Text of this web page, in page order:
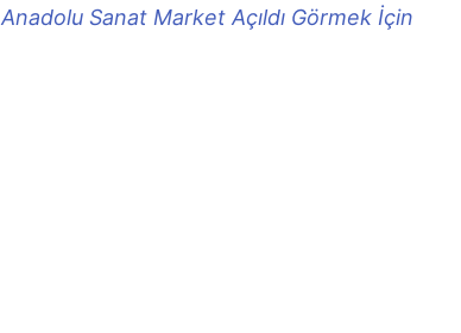
Anadolu Sanat Market Açıldı Görmek İçin